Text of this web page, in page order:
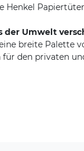
Henkel
der Umwelt
breite Palette
den privaten